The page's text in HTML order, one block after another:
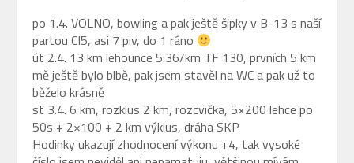
po 1.4. VOLNO, bowling a pak ještě šipky v B-13 s naší
partou CI5, asi 7 piv, do 1 ráno
út 2.4. 13 km lehounce 5:36/km TF 130, prvních 5 km
mě ještě bylo blbě, pak jsem stavěl na WC a pak už to
běželo krásně
st 3.4. 6 km, rozklus 2 km, rozcvička, 5×200 lehce po
50s + 2×100 + 2 km výklus, dráha SKP
Hodinky ukazují zhodnocení výkonu +4, tak vysoké